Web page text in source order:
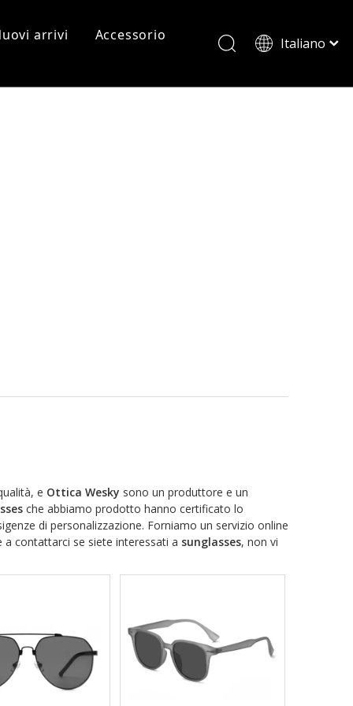
arrivi Accessorio Italiano
Tiếng Việt
e Ottica Wesky sono un produttore e un
che abbiamo prodotto hanno certificato lo
di personalizzazione. Forniamo un servizio online
a contattarci se siete interessati a sunglasses, non vi